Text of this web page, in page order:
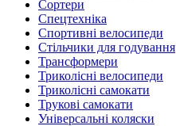
Сортери
Спецтехніка
Спортивні велосипеди
Стільчики для годування
Трансформери
Триколісні велосипеди
Триколісні самокати
Трукові самокати
Універсальні коляски